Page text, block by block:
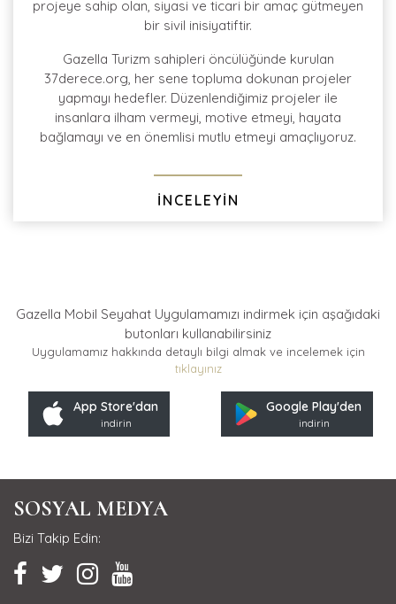
projeye sahip olan, siyasi ve ticari bir amaç gütmeyen
bir sivil inisiyatiftir.
Gazella Turizm sahipleri öncülüğünde kurulan
37derece.org, her sene topluma dokunan projeler
yapmayı hedefler. Düzenlendiğimiz projeler ile
insanlara ilham vermeyi, motive etmeyi, hayata
bağlamayı ve en önemlisi mutlu etmeyi amaçlıyoruz.
İNCELEYİN
Gazella Mobil Seyahat Uygulamamızı indirmek için aşağıdaki
butonları kullanabilirsiniz
Uygulamamız hakkında detaylı bilgi almak ve incelemek için
tıklayınız
App Store'dan
indirin
Google Play'den
indirin
SOSYAL MEDYA
Bizi Takip Edin: